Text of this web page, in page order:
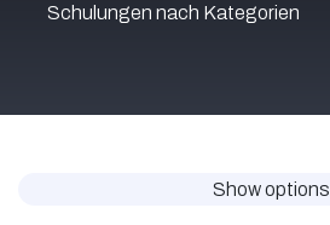
Schulungen nach Kategorien
Show options